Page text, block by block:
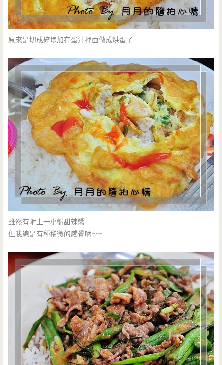
原來是切成碎塊加在蛋汁裡面做成烘蛋了
雖然有附上一小盤甜辣醬
但我總是有種稀微的感覺吶~~~